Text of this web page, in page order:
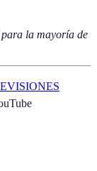
la mayoría de